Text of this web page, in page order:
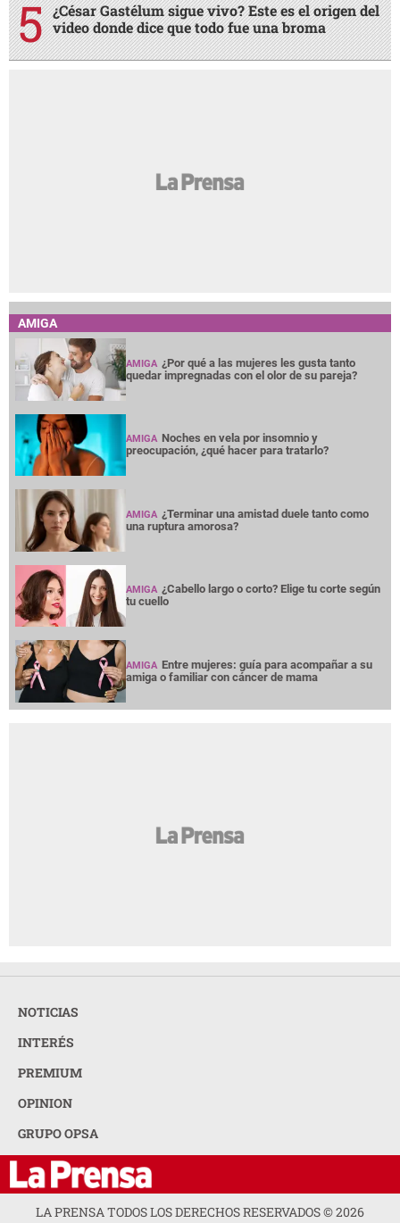
¿César Gastélum sigue vivo? Este es el origen del
video donde dice que todo fue una broma
AMIGA
AMIGA ¿Por qué a las mujeres les gusta tanto
quedar impregnadas con el olor de su pareja?
AMIGA Noches en vela por insomnio y
preocupación, ¿qué hacer para tratarlo?
AMIGA ¿Terminar una amistad duele tanto como
una ruptura amorosa?
AMIGA ¿Cabello largo o corto? Elige tu corte según
tu cuello
AMIGA Entre mujeres: guía para acompañar a su
amiga o familiar con cáncer de mama
NOTICIAS
INTERÉS
PREMIUM
OPINION
GRUPO OPSA
LA PRENSA TODOS LOS DERECHOS RESERVADOS ©2026